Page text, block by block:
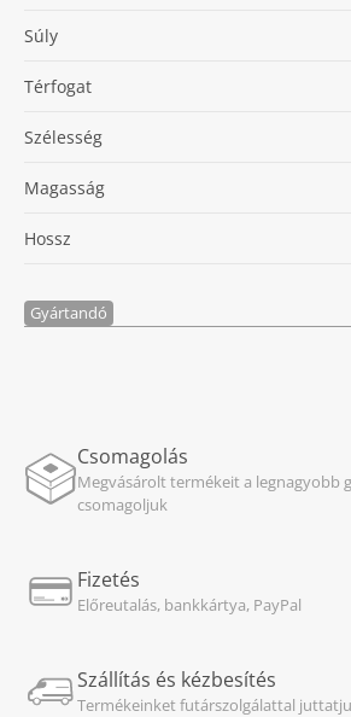
Súly
Térfogat
Szélesség
Magasság
Hossz
Gyártandó
Csomagolás
Megvásárolt termékeit a legnagyobb
csomagoljuk
Fizetés
Előreutalás, bankkártya, PayPal
Szállítás és kézbesítés
Termékeinket futárszolgálattal